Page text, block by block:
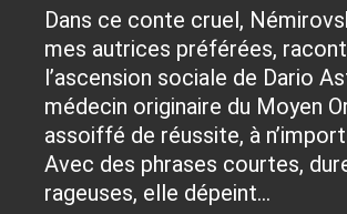
Dans ce conte cruel,
mes autrices préférées,
l’ascension sociale de Dario
médecin originaire du Moyen
assoiffé de réussite, à
Avec des phrases courtes,
rageuses, elle dépeint...